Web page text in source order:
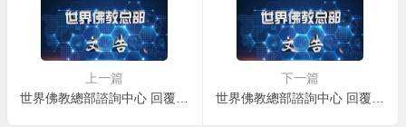
上一篇
世界佛教總部諮詢中心 回覆諮詢 第20200101號
下一篇
世界佛教總部諮詢中心 回覆諮詢 第20200103號